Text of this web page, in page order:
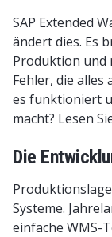
SAP Extended
ändert dies. Es
Produktion und
Fehler, die alles
es funktioniert
macht? Lesen
Die
Systeme.
einfache WMS-